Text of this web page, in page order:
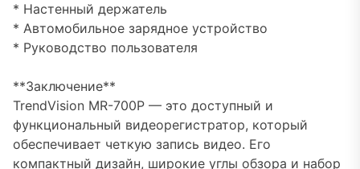
* Настенный держатель
* Автомобильное зарядное устройство
* Руководство пользователя
**Заключение**
TrendVision MR-700P — это доступный и
функциональный видеорегистратор, который
обеспечивает четкую запись видео. Его
компактный дизайн, широкие углы обзора и набор